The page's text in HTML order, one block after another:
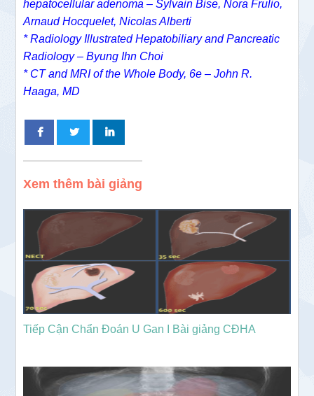
hepatocellular adenoma – Sylvain Bise, Nora Frulio,
Arnaud Hocquelet, Nicolas Alberti
* Radiology Illustrated Hepatobiliary and Pancreatic
Radiology – Byung Ihn Choi
* CT and MRI of the Whole Body, 6e – John R.
Haaga, MD
Xem thêm bài giảng
Tiếp Cận Chẩn Đoán U Gan I Bài giảng CĐHA